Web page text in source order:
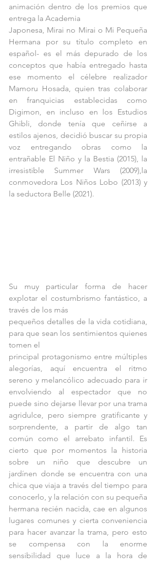
animación dentro de los premios que
entrega la Academia
Japonesa, Mirai no Mirai o Mi Pequeña
Hermana por su título completo en
español- es el más depurado de los
conceptos que había entregado hasta
ese momento el célebre realizador
Mamoru Hosada, quien tras colaborar
en franquicias establecidas como
Digimon, en incluso en los Estudios
Ghibli, donde tenía que ceñirse a
estilos ajenos, decidió buscar su propia
voz entregando obras como la
entrañable El Niño y la Bestia (2015), la
irresistible Summer Wars (2009),la
conmovedora Los Niños Lobo (2013) y
la seductora Belle (2021).
Su muy particular forma de hacer
explotar el costumbrismo fantástico, a
través de los más
pequeños detalles de la vida cotidiana,
para que sean los sentimientos quienes
tomen el
principal protagonismo entre múltiples
alegorías, aquí encuentra el ritmo
sereno y melancólico adecuado para ir
envolviendo al espectador que no
puede sino dejarse llevar por una trama
agridulce, pero siempre gratificante y
sorprendente, a partir de algo tan
común como el arrebato infantil. Es
cierto que por momentos la historia
sobre un niño que descubre un
jardínen donde se encuentra con una
chica que viaja a través del tiempo para
conocerlo, y la relación con su pequeña
hermana recién nacida, cae en algunos
lugares comunes y cierta conveniencia
para hacer avanzar la trama, pero esto
se compensa con la enorme
sensibilidad que luce a la hora de